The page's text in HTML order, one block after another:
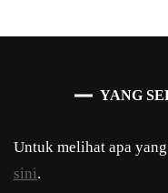
YANG
Untuk melihat apa
sini.